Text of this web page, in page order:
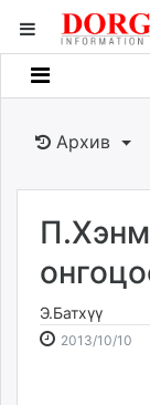
Мэдээллийн
Банк санхүү
Бизнес ААН
Төрийн
dorgio.mn
Gogo.mn
Архив
Э.Батхүү
2013/10/10